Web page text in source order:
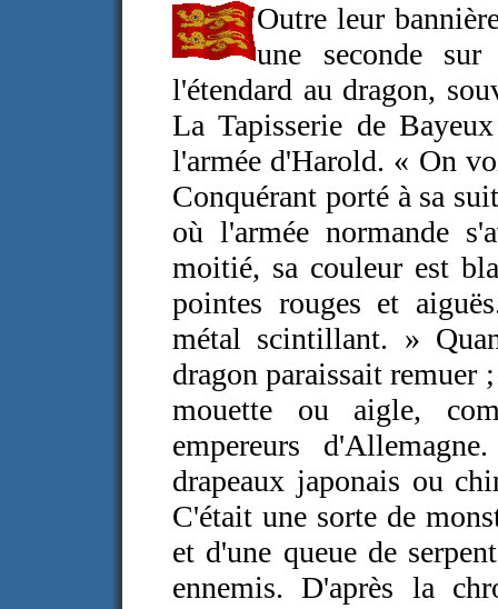
Outre leur
une seconde
l'étendard au dragon,
La Tapisserie de
l'armée d'Harold. « On
Conquérant porté à sa
où l'armée normande
moitié, sa couleur est
pointes rouges et
métal scintillant. »
dragon paraissait remuer
mouette ou aigle,
empereurs
drapeaux japonais ou
C'était une sorte de
et d'une queue de
ennemis. D'après la